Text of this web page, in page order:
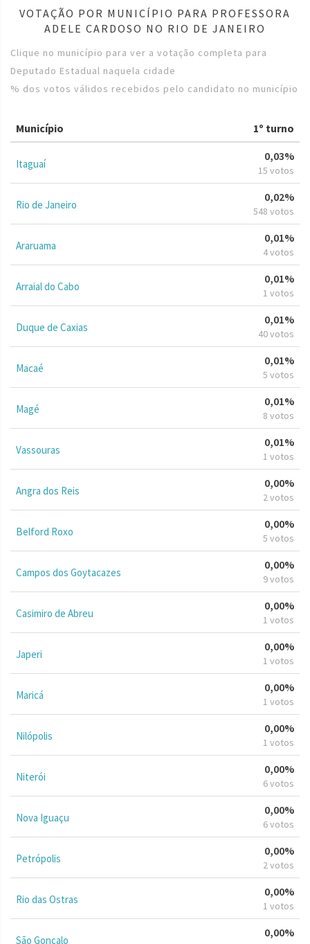
VOTAÇÃO POR MUNICÍPIO PARA PROFESSORA
ADELE CARDOSO NO RIO DE JANEIRO
Clique no município para ver a votação completa para
Deputado Estadual naquela cidade
% dos votos válidos recebidos pelo candidato no município
Município 1º turno
Itaguaí
0,03%
15 votos
Rio de Janeiro
0,02%
548 votos
Araruama
0,01%
4 votos
Arraial do Cabo
0,01%
1 votos
Duque de Caxias
0,01%
40 votos
Macaé
0,01%
5 votos
Magé
0,01%
8 votos
Vassouras
0,01%
1 votos
Angra dos Reis
0,00%
2 votos
Belford Roxo
0,00%
5 votos
Campos dos Goytacazes
0,00%
9 votos
Casimiro de Abreu
0,00%
1 votos
Japeri
0,00%
1 votos
Maricá
0,00%
1 votos
Nilópolis
0,00%
1 votos
Niterói
0,00%
6 votos
Nova Iguaçu
0,00%
6 votos
Petrópolis
0,00%
2 votos
Rio das Ostras
0,00%
1 votos
São Gonçalo
0,00%